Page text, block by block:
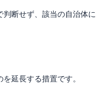
断せず、該当の自治体に
延長する措置です。